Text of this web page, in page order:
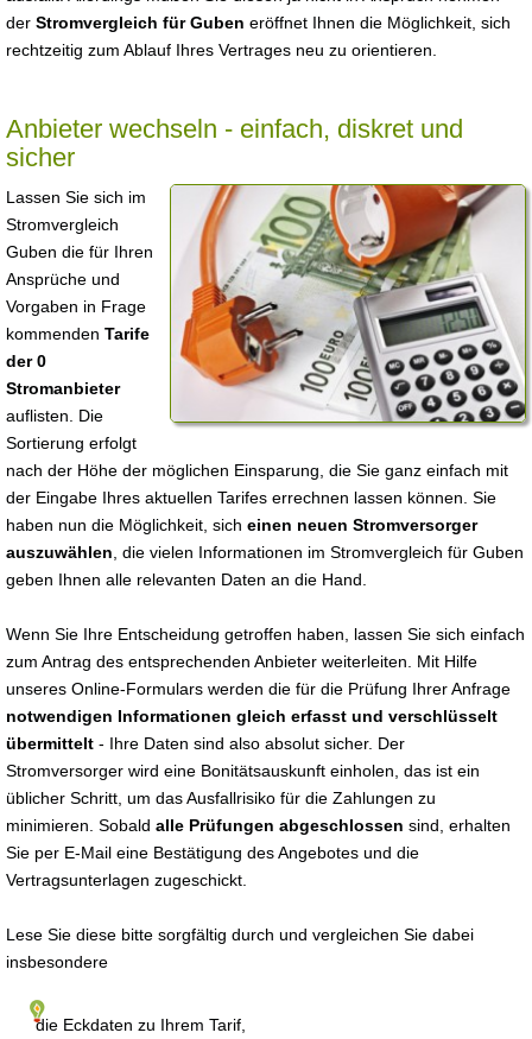
der Stromvergleich für Guben eröffnet Ihnen die Möglichkeit, sich
rechtzeitig zum Ablauf Ihres Vertrages neu zu orientieren.
Anbieter wechseln - einfach, diskret und
sicher
Lassen Sie sich im
Stromvergleich
Guben die für Ihren
Ansprüche und
Vorgaben in Frage
kommenden Tarife
der 0
Stromanbieter
auflisten. Die
Sortierung erfolgt
nach der Höhe der möglichen Einsparung, die Sie ganz einfach mit
der Eingabe Ihres aktuellen Tarifes errechnen lassen können. Sie
haben nun die Möglichkeit, sich einen neuen Stromversorger
auszuwählen , die vielen Informationen im Stromvergleich für Guben
geben Ihnen alle relevanten Daten an die Hand.
Wenn Sie Ihre Entscheidung getroffen haben, lassen Sie sich einfach
zum Antrag des entsprechenden Anbieter weiterleiten. Mit Hilfe
unseres Online-Formulars werden die für die Prüfung Ihrer Anfrage
notwendigen Informationen gleich erfasst und verschlüsselt
übermittelt - Ihre Daten sind also absolut sicher. Der
Stromversorger wird eine Bonitätsauskunft einholen, das ist ein
üblicher Schritt, um das Ausfallrisiko für die Zahlungen zu
minimieren. Sobald alle Prüfungen abgeschlossen sind, erhalten
Sie per E-Mail eine Bestätigung des Angebotes und die
Vertragsunterlagen zugeschickt.
Lese Sie diese bitte sorgfältig durch und vergleichen Sie dabei
insbesondere
die Eckdaten zu Ihrem Tarif,